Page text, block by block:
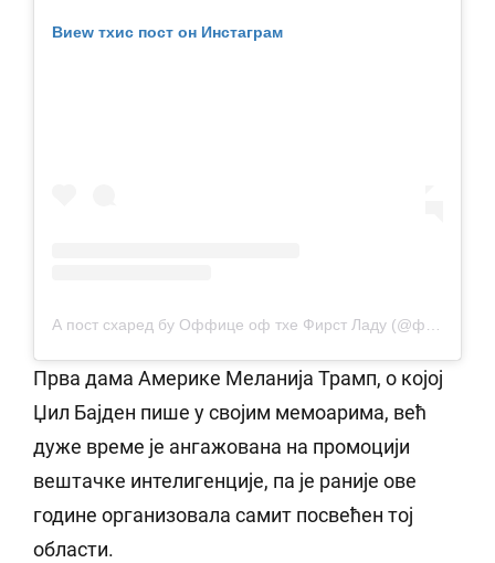
Виеw тхис пост он Инстаграм
Прва дама Америке Меланија Трамп, о којој
Џил Бајден пише у својим мемоарима, већ
дуже време је ангажована на промоцији
вештачке интелигенције, па је раније ове
године организовала самит посвећен тој
области.